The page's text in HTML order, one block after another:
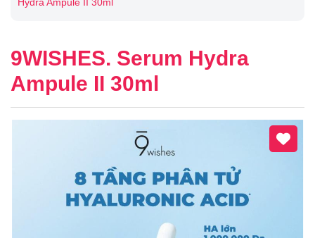
9WISHES. Serum Hydra
Ampule II 30ml